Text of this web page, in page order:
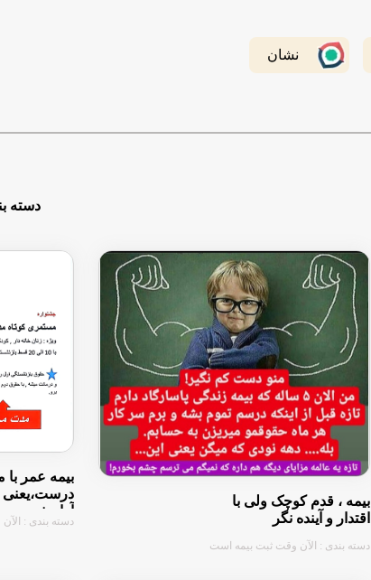
نشان
دسته
بیمه ، قدم کوچک ولی با
اقتدار و آینده نگر
دسته بندی : الآن وقت ثبت بیمه است
بیمه عمر با
درست،یعنی
آرامش
دسته بندی :